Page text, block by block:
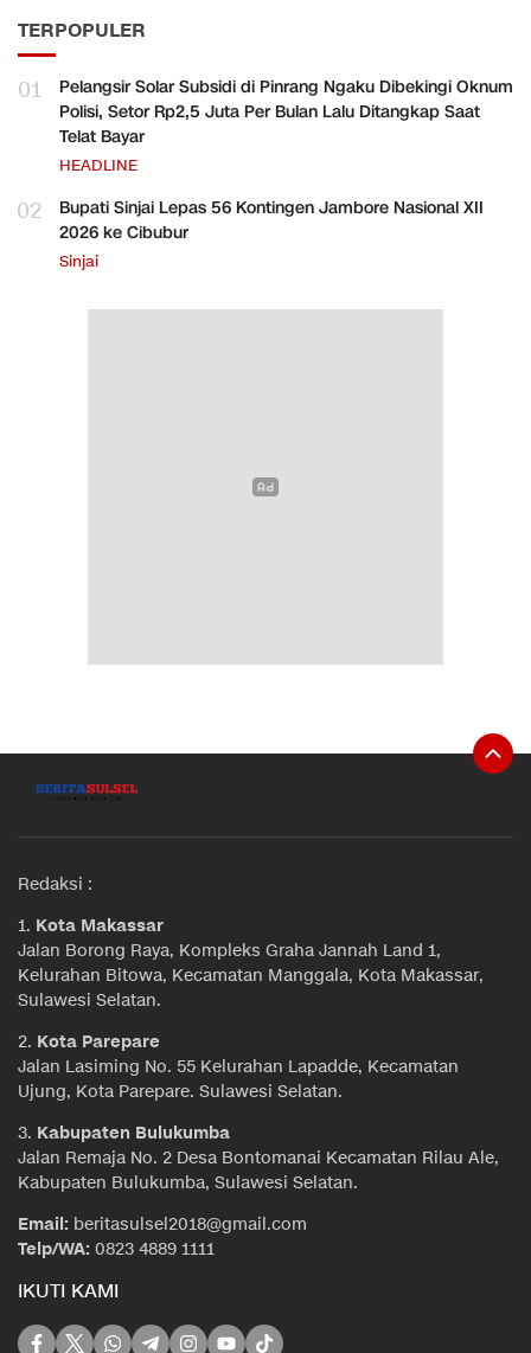
TERPOPULER
01
Pelangsir Solar Subsidi di Pinrang Ngaku Dibekingi Oknum
Polisi, Setor Rp2,5 Juta Per Bulan Lalu Ditangkap Saat
Telat Bayar
HEADLINE
02
Bupati Sinjai Lepas 56 Kontingen Jambore Nasional XII
2026 ke Cibubur
Sinjai
Redaksi :
1. Kota Makassar
Jalan Borong Raya, Kompleks Graha Jannah Land 1,
Kelurahan Bitowa, Kecamatan Manggala, Kota Makassar,
Sulawesi Selatan.
2. Kota Parepare
Jalan Lasiming No. 55 Kelurahan Lapadde, Kecamatan
Ujung, Kota Parepare. Sulawesi Selatan.
3. Kabupaten Bulukumba
Jalan Remaja No. 2 Desa Bontomanai Kecamatan Rilau Ale,
Kabupaten Bulukumba, Sulawesi Selatan.
Email: beritasulsel2018@gmail.com
Telp/WA: 0823 4889 1111
IKUTI KAMI